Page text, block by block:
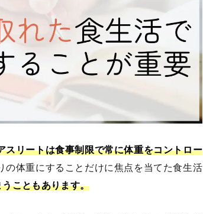
スリートは食事制限で常に体重をコントロー
体重にすることだけに焦点を当てた食生活
こともあります。